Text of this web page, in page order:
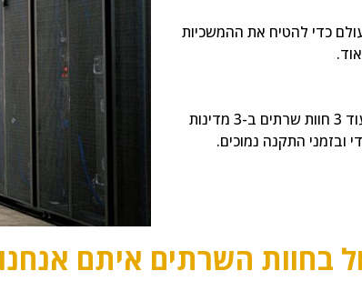
כדי להטיח את ההמשכיות
אקטיב קלאוד מפעילה 4 חוות שרתים בישראל בפיזור ארצי מלא ועוד 3 חוות שרתים ב-3 מדינות
ובזמני התקנה נמוכים.
בחוות השרתים איתם